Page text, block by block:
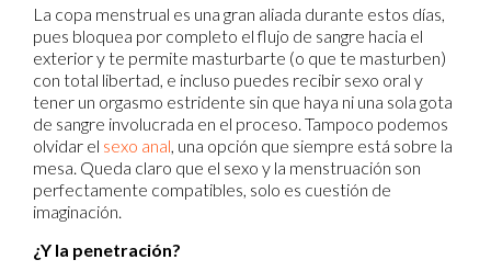
La copa menstrual es una gran aliada durante estos días,
pues bloquea por completo el flujo de sangre hacia el
exterior y te permite masturbarte (o que te masturben)
con total libertad, e incluso puedes recibir sexo oral y
tener un orgasmo estridente sin que haya ni una sola gota
de sangre involucrada en el proceso. Tampoco podemos
olvidar el sexo anal, una opción que siempre está sobre la
mesa. Queda claro que el sexo y la menstruación son
perfectamente compatibles, solo es cuestión de
imaginación.
¿Y la penetración?